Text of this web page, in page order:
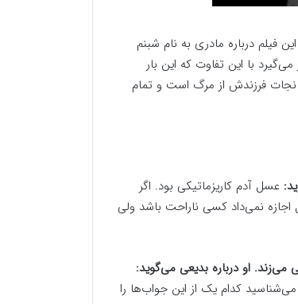
فیلم درباره مادری به نام شبنم
با این تفاوت که این بار
فرزندش از مرگ است و تمام
عسل آدم کاریزماتیکی بود. اگر
نمی‌داد کسی ناراحت باشد ولی
او درباره بدیعی می‌گوید:
کدام یک از این جواب‌ها را